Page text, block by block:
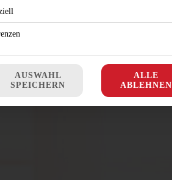
AUSWAHL
SPEICHERN
ALLE
ABLEHNEN